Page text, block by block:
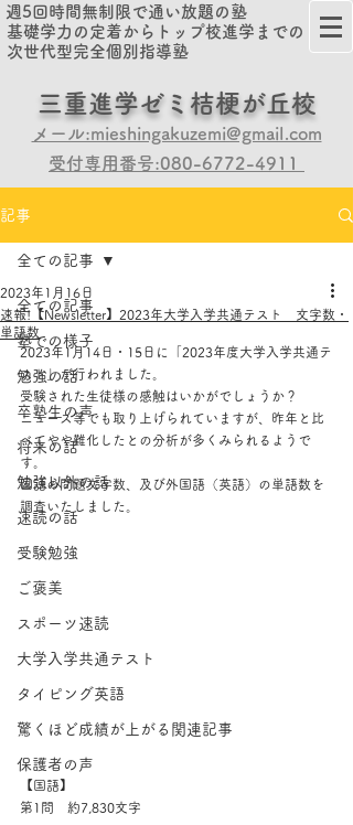
週5回時間無制限で通い放題の塾
基礎学力の定着からトップ校進学までの
次世代型完全個別指導塾
メール:mieshingakuzemi@gmail.com
​​三重進学ゼミ桔梗が丘校
受付専用番号:080-6772-4911
記事
全ての記事
塾での様子
勉強の話
卒塾生の声
将来の話
勉強以外の話
速読の話
受験勉強
ご褒美
スポーツ速読
大学入学共通テスト
タイピング英語
驚くほど成績が上がる関連記事
保護者の声
全ての記事
速報!【Newsletter】2023年大学入学共通テスト 文字数・
単語数
2023年1月16日
2023年1月14日・15日に「2023年度大学入学共通テ
スト」が行われました。
受験された生徒様の感触はいかがでしょうか？
ニュース等でも取り上げられていますが、昨年と比
べてやや難化したとの分析が多くみられるようで
す。
国語の問題文字数、及び外国語（英語）の単語数を
調査いたしました。
【国語】
第1問　約7,830文字